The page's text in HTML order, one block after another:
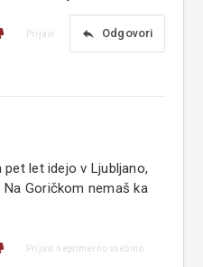
reply Odgovori
Prijavi
pet let idejo v Ljubljano,
Na Goričkom nemaš ka
Prijavi neprimerno vsebino